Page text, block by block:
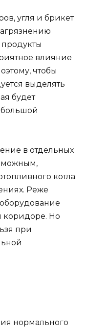
угля и брикет
влияние
чтобы
выделять
будет
в отдельных
котла
Реже
коридоре. Но
при
нормального